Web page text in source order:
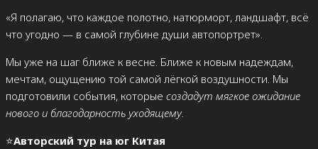
«Я полагаю, что каждое полотно, натюрморт, ландшафт, всё
что угодно — в самой глубине души автопортрет».
Мы уже на шаг ближе к весне. Ближе к новым надеждам,
мечтам, ощущению той самой лёгкой воздушности. Мы
подготовили события, которые создадут мягкое ожидание
нового и благодарность уходящему.
⭐Авторский тур на юг Китая